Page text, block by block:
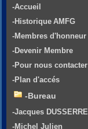
-Accueil
-Historique AMFG
-Membres d'honneur
-Devenir Membre
-Pour nous contacter
-Plan d'accés
-Bureau
-Jacques DUSSERRE
-Michel Julien